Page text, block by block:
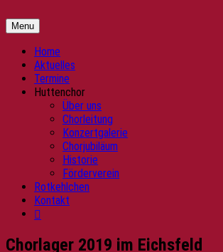
to
content
Huttenchor
und
Jugendchor
"Ulrich
von
Hutten"
Menu
Home
Aktuelles
Termine
Huttenchor
Über uns
Chorleitung
Konzertgalerie
Chorjubiläum
Historie
Förderverein
Rotkehlchen
Kontakt
Chorlager 2019 im Eichsfeld